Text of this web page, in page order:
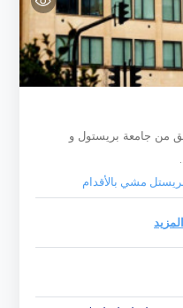
ستيودنت بريستول 10 دقائق من جامعة بريستول و
المزيد